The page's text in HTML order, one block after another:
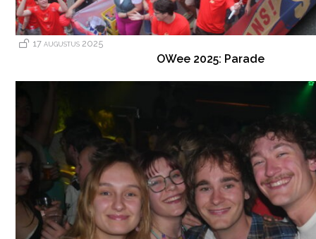
17 augustus 2025
OWee 2025: Parade